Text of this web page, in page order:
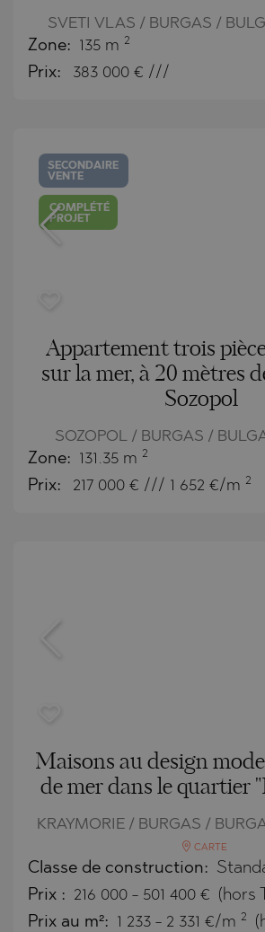
SVETI VLAS / BURGAS /
Zone: 135 m 2
Prix: 383 000 € ///
SECONDAIRE
VENTE
COMPLÉTÉ
PROJET
Appartement trois
sur la mer, à 20 mètres
Sozopol
SOZOPOL / BURGAS /
Zone: 131.35 m 2
Prix: 217 000 € /// 1 652 €/m 2
Maisons au design
de mer dans le quartier
KRAYMORIE / BURGAS /
CARTE
Classe de construction:
Prix : 216 000 - 501 400 € (hors
Prix au m²: 1 233 - 2 331 €/m 2